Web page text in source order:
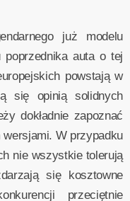
już modelu
poprzednika auta o tej
powstają w
się opinią solidnych
dokładnie zapoznać
W przypadku
nie wszystkie tolerują
się kosztowne
przeciętnie